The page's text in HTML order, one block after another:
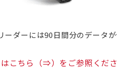
ダーには90日間分のデータが
こちら（⇒）をご参照くださ